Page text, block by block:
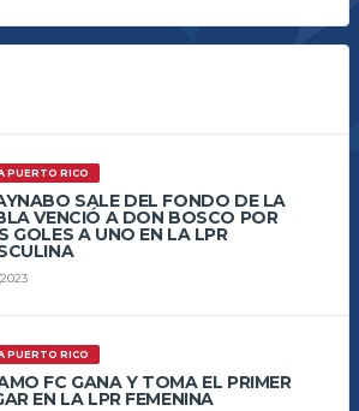
PUERTO RICO
SALE DEL FONDO DE LA
VENCIÓ A DON BOSCO POR
GOLES A UNO EN LA LPR
PUERTO RICO
FC GANA Y TOMA EL PRIMER
EN LA LPR FEMENINA